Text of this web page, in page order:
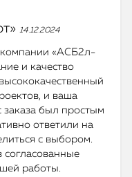
14.12.2024
компании «АСБ2л-
и качество
и ваша
заказа был простым
ответили на
с выбором.
согласованные
работы.